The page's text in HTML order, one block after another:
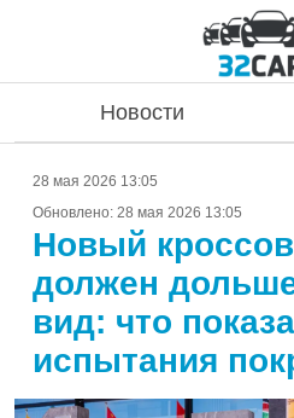
Новости
28 мая 2026 13:05
Обновлено: 28 мая 2026 13:05
Новый
должен
вид: что
испытания